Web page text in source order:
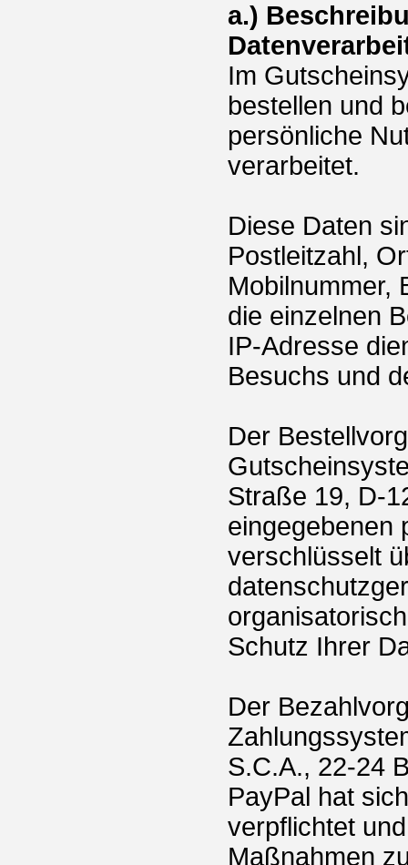
a.)
Im
bestellen und
persönliche
verarbeitet.
Diese Daten
Postleitzahl,
Mobilnummer,
die einzelnen
IP-Adresse
Besuchs und
Der
Straße 19, D-
eingegebenen
verschlüsselt
Schutz Ihrer
Der
S.C.A., 22-24
PayPal hat
verpflichtet
Maßnahmen